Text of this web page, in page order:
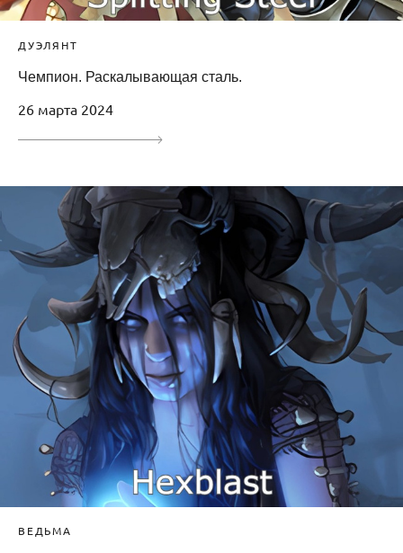
ДУЭЛЯНТ
Чемпион. Раскалывающая сталь.
26 марта 2024
ВЕДЬМА